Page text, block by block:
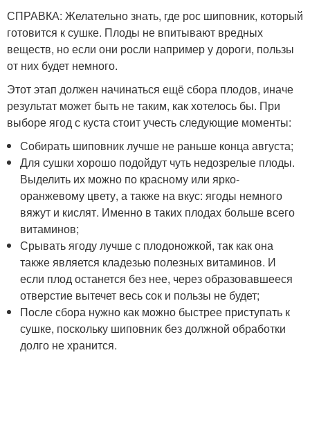
СПРАВКА: Желательно знать, где рос шиповник, который
готовится к сушке. Плоды не впитывают вредных
веществ, но если они росли например у дороги, пользы
от них будет немного.
Этот этап должен начинаться ещё сбора плодов, иначе
результат может быть не таким, как хотелось бы. При
выборе ягод с куста стоит учесть следующие моменты:
Собирать шиповник лучше не раньше конца августа;
Для сушки хорошо подойдут чуть недозрелые плоды.
Выделить их можно по красному или ярко-
оранжевому цвету, а также на вкус: ягоды немного
вяжут и кислят. Именно в таких плодах больше всего
витаминов;
Срывать ягоду лучше с плодоножкой, так как она
также является кладезью полезных витаминов. И
если плод останется без нее, через образовавшееся
отверстие вытечет весь сок и пользы не будет;
После сбора нужно как можно быстрее приступать к
сушке, поскольку шиповник без должной обработки
долго не хранится.